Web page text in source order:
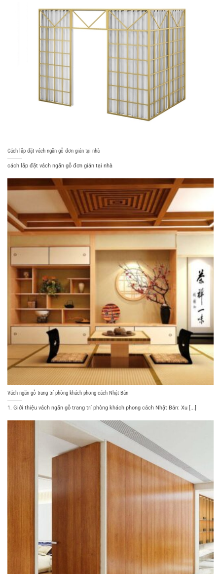
Cách lắp đặt vách ngăn gỗ đơn giản tại nhà
cách lắp đặt vách ngăn gỗ đơn giản tại nhà
Vách ngăn gỗ trang trí phòng khách phong cách Nhật Bản
1. Giới thiệu vách ngăn gỗ trang trí phòng khách phong cách Nhật Bản: Xu [...]